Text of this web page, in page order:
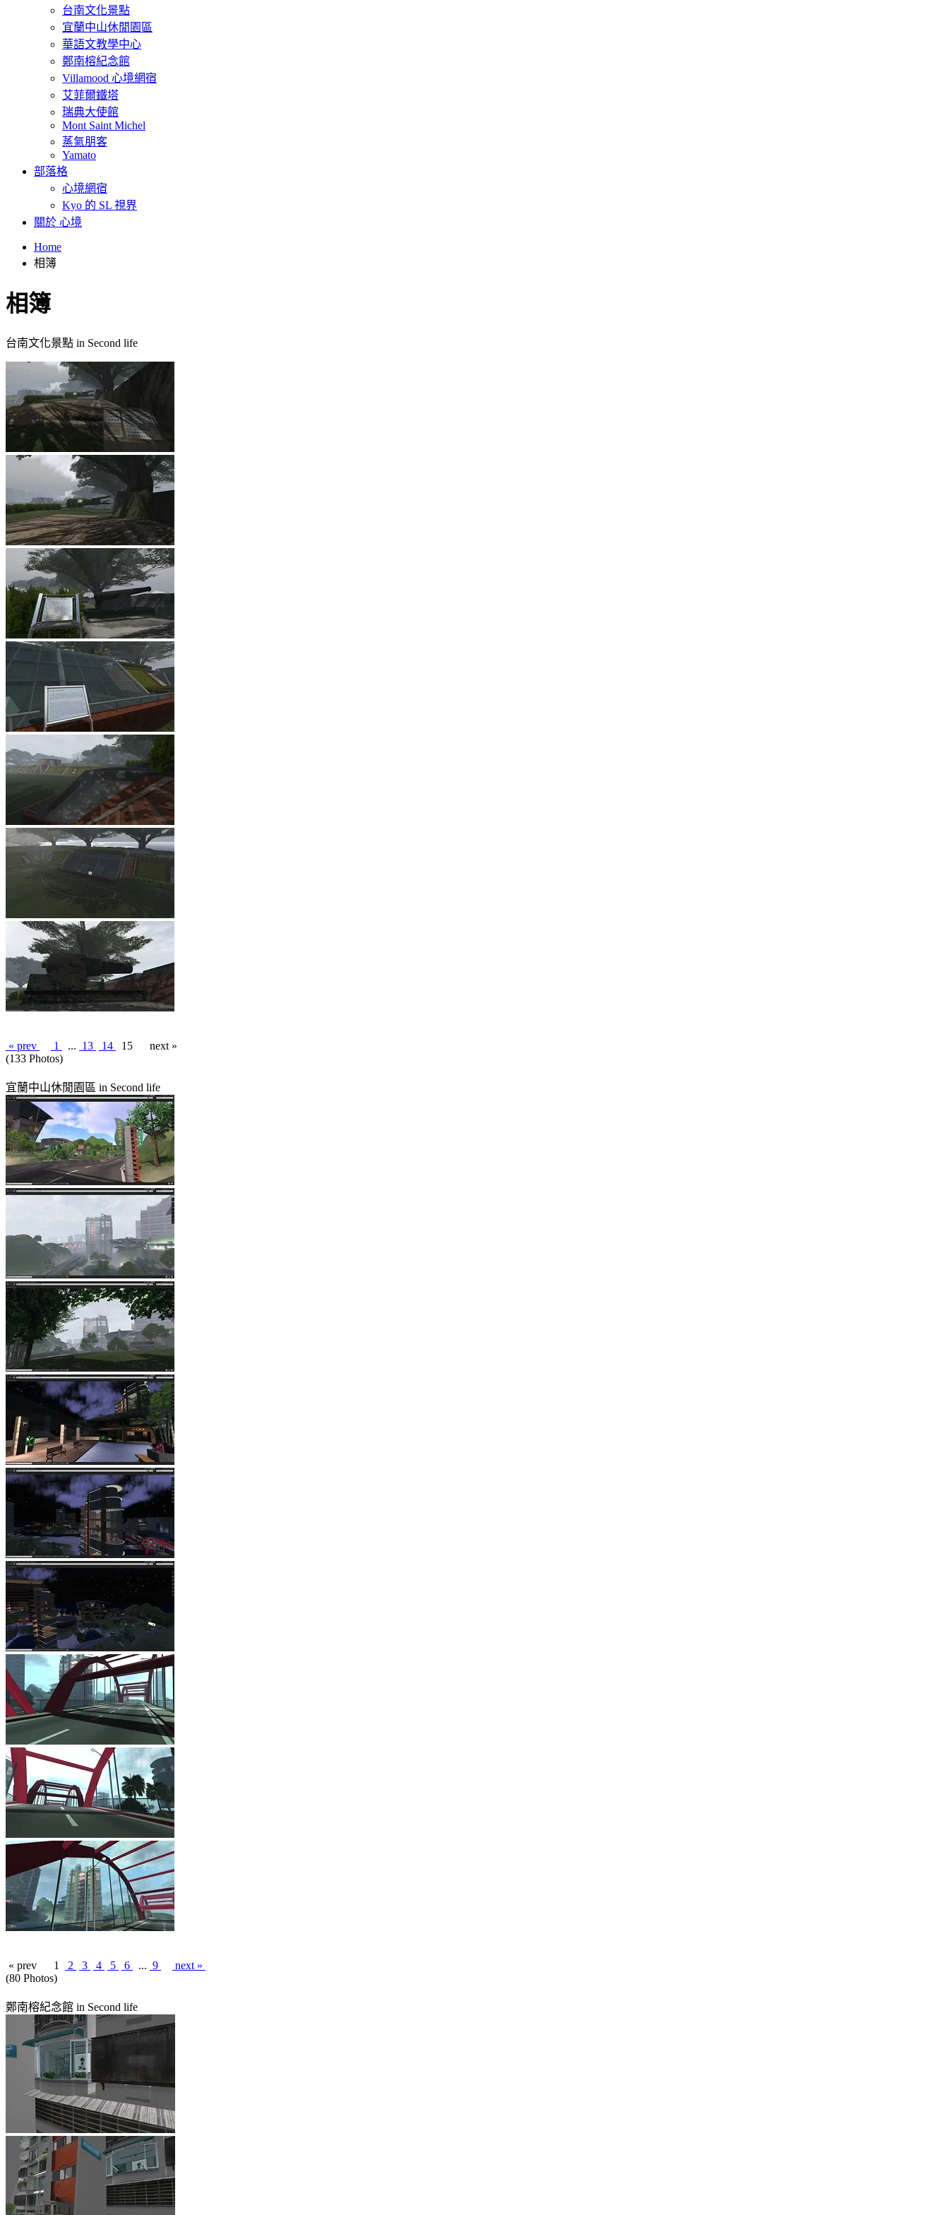
台南文化景點
宜蘭中山休閒園區
華語文教學中心
鄭南榕紀念館
Villamood 心境網宿
艾菲爾鐵塔
瑞典大使館
Mont Saint Michel
蒸氣朋客
Yamato
部落格
心境網宿
Kyo 的 SL 視界
關於 心境
Home
相簿
相簿
台南文化景點 in Second life
« prev 1 ... 13 14 15
next »
(133 Photos)
宜蘭中山休閒園區 in Second life
« prev 1 2 3 4 5 6 ... 9
next »
(80 Photos)
鄭南榕紀念館 in Second life